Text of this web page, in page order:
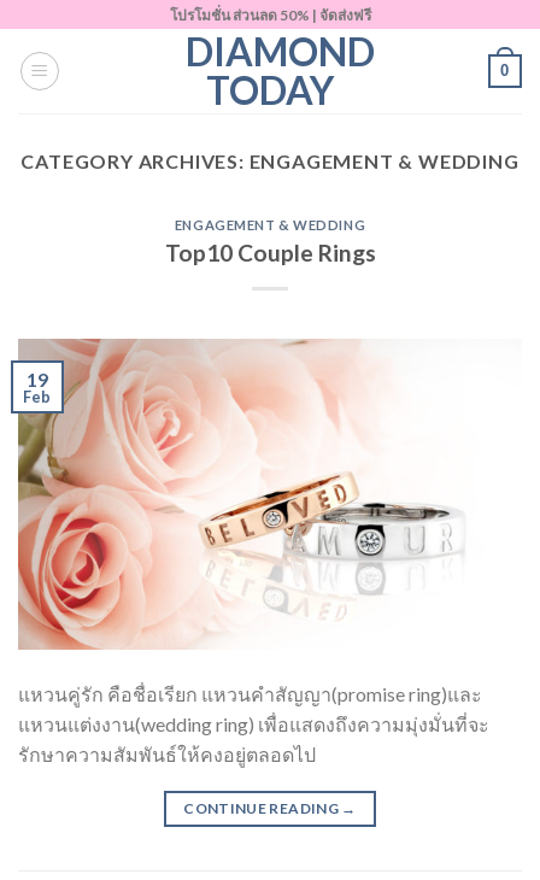
content
โปรโมชั่น ส่วนลด 50% | จัดส่งฟรี
DIAMOND
TODAY
0
CATEGORY ARCHIVES: ENGAGEMENT & WEDDING
ENGAGEMENT & WEDDING
Top10 Couple Rings
19
Feb
แหวนคู่รัก คือชื่อเรียก แหวนคำสัญญา(promise ring)และ
แหวนแต่งงาน(wedding ring) เพื่อแสดงถึงความมุ่งมั่นที่จะ
รักษาความสัมพันธ์ให้คงอยู่ตลอดไป
CONTINUE READING →